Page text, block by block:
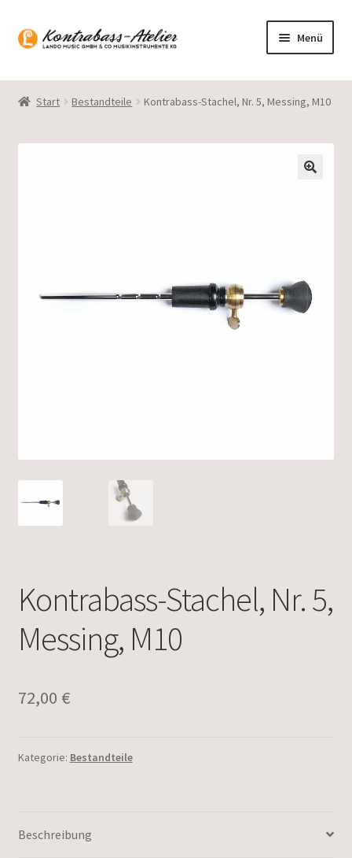
Zur
Navigation
Zum
Inhalt
Menü
Startseite
öffnen
Start Bestandteile Kontrabass-Stachel, Nr. 5, Messing, M10
Kontrabass-Stachel, Nr. 5,
Messing, M10
72,00 €
Kategorie: Bestandteile
Beschreibung